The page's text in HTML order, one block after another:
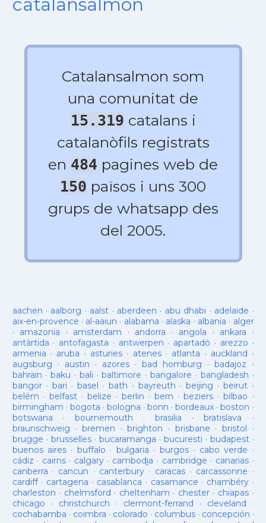
catalansalmon
Catalansalmon som
una comunitat de
15.319 catalans i
catalanòfils registrats
en 484 pagines web de
150 països i uns 300
grups de whatsapp des
del 2005.
aachen · aalborg · aalst · aberdeen · abu dhabi · adelaide ·
aix-en-provence · al-aaiun · alabama · alaska · albania · alger
· amazonia · amsterdam · andorra · angola · ankara ·
antàrtida · antofagasta · antwerpen · apartadó · arezzo ·
armenia · aruba · asturies· atenes· atlanta · auckland ·
augsburg · austin · azores·bad homburg ·badajoz ·
bahrain ·baku · bali ·baltimore ·bangalore · bangladesh ·
bangor· bari ·basel ·bath · bayreuth ·beijing ·beirut ·
belém · belfast· belize · berlin ·bern ·beziers ·bilbao ·
birmingham · bogota · bologna ·bonn ·bordeaux ·boston ·
botswana · bournemouth ·brasilia ·bratislava ·
braunschweig · bremen ·brighton · brisbane · bristol ·
brugge · brusselles· bucaramanga · bucuresti · budapest·
buenos aires· buffalo · bulgaria · burgos· cabo verde ·
cádiz · cairns· calgary · cambodja · cambridge · canarias·
canberra · cancun · canterbury · caracas · carcassonne ·
cardiff· cartagena · casablanca · casamance · chambéry·
charleston · chelmsford · cheltenham · chester· chiapas ·
chicago · christchurch · clermont-ferrand · cleveland ·
cochabamba · coimbra · colorado · columbus· concepción ·